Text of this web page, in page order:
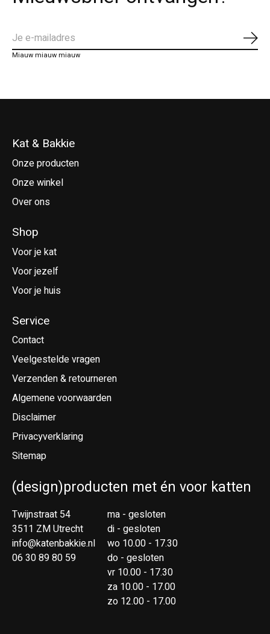
Miauw miauw miauw
Kat & Bakkie
Onze producten
Onze winkel
Over ons
Shop
Voor je kat
Voor jezelf
Voor je huis
Service
Contact
Veelgestelde vragen
Verzenden & retourneren
Algemene voorwaarden
Disclaimer
Privacyverklaring
Sitemap
(design)producten met én voor katten
Twijnstraat 54
3511 ZM Utrecht
info@katenbakkie.nl
06 30 89 80 59
ma - gesloten
di - gesloten
wo 10.00 - 17.30
do - gesloten
vr 10.00 - 17.30
za 10.00 - 17.00
zo 12.00 - 17.00